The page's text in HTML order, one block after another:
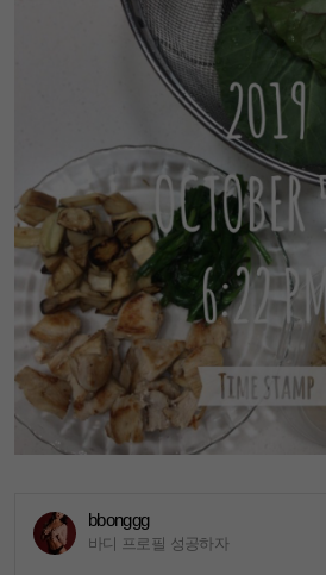
bbonggg
바디 프로필 성공하자